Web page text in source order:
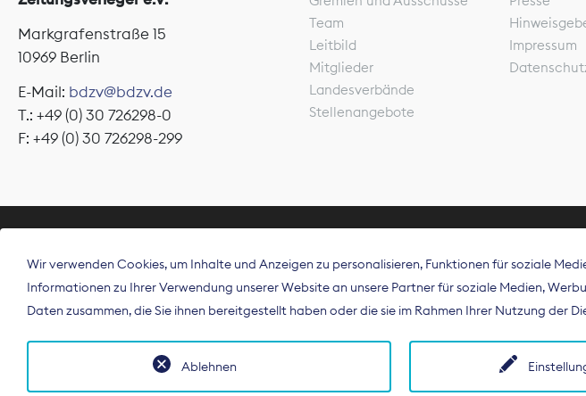
Markgrafenstraße 15
10969 Berlin
E-Mail: bdzv@bdzv.de
T.: +49 (0) 30 726298-0
F: +49 (0) 30 726298-299
Team
Leitbild
Mitglieder
Landesverbände
Stellenangebote
Impressum
Der Bundesverband Digitalpublisher
Spitzenorganisation die Interessen
Deutschland und auf EU-Ebene.
Wir verwenden Cookies, um Inhalte und Anzeigen zu personalisieren, Funktionen für soziale
Informationen zu Ihrer Verwendung unserer Website an unsere Partner für soziale Medien,
Daten zusammen, die Sie ihnen bereitgestellt haben oder die sie im Rahmen Ihrer Nutzung der
Ablehnen